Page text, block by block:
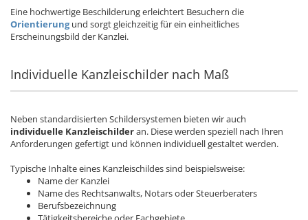
Eine hochwertige Beschilderung erleichtert Besuchern die
Orientierungund sorgt gleichzeitig für ein einheitliches
Erscheinungsbild der Kanzlei.
Individuelle Kanzleischilder nach Maß
Neben standardisierten Schildersystemen bieten wir auch
individuelle Kanzleischilderan. Diese werden speziell nach Ihren
Anforderungen gefertigt und können individuell gestaltet werden.
Typische Inhalte eines Kanzleischildes sind beispielsweise:
Name der Kanzlei
Name des Rechtsanwalts, Notars oder Steuerberaters
Berufsbezeichnung